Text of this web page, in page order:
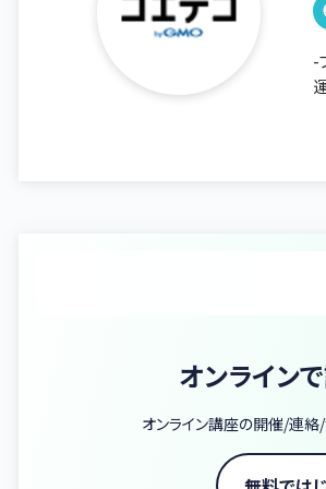
-
オンライン
オンライン講座の開催/連絡